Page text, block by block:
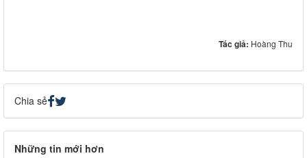
Tác giả: Hoàng Thu
Chia sẻ
Những tin mới hơn